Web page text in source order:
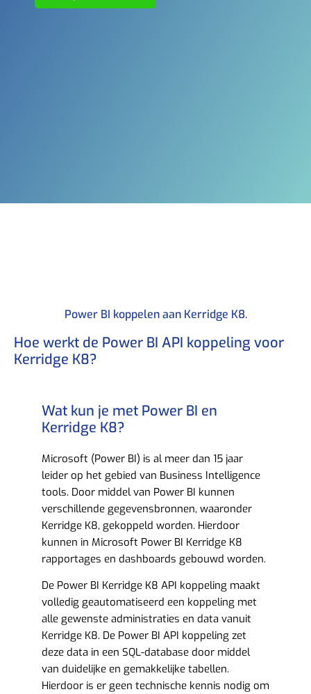
Power BI koppelen aan Kerridge K8.​
Hoe werkt de Power BI API koppeling voor
Kerridge K8? ​
Wat kun je met Power BI en
Kerridge K8?​
Microsoft (Power BI) is al meer dan 15 jaar
leider op het gebied van Business Intelligence
tools. Door middel van Power BI kunnen
verschillende gegevensbronnen, waaronder
Kerridge K8, gekoppeld worden. Hierdoor
kunnen in Microsoft Power BI Kerridge K8
rapportages en dashboards gebouwd worden.
De Power BI Kerridge K8 API koppeling maakt
volledig geautomatiseerd een koppeling met
alle gewenste administraties en data vanuit
Kerridge K8. De Power BI API koppeling zet
deze data in een SQL-database door middel
van duidelijke en gemakkelijke tabellen.
Hierdoor is er geen technische kennis nodig om